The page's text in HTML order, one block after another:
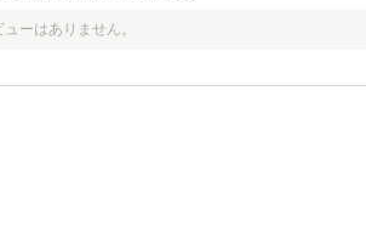
ューはありません。